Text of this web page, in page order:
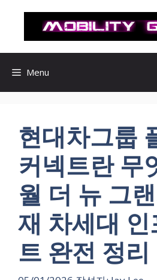
로
Menu
현대차그룹
커넥트란 무
월 더 뉴 그
재 차세대
트 완전 정리